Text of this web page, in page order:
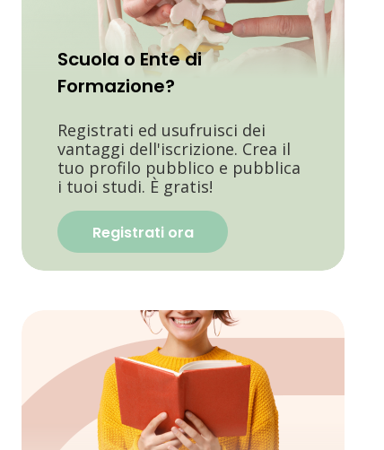
Scuola o Ente di
Formazione?
Registrati ed usufruisci dei
vantaggi dell'iscrizione. Crea il
tuo profilo pubblico e pubblica
i tuoi studi. È gratis!
Registrati ora